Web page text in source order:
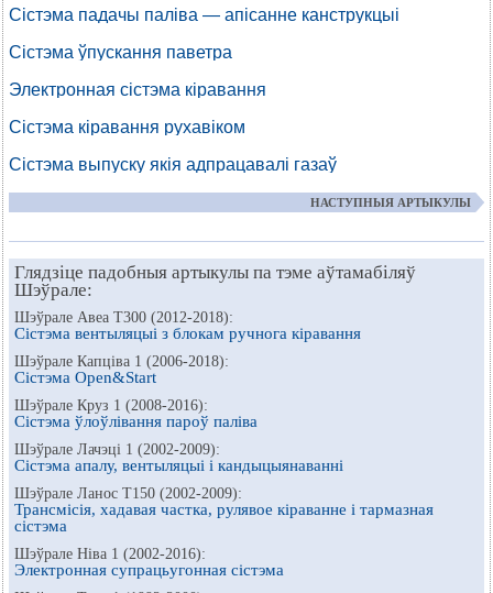
Сістэма падачы паліва — апісанне канструкцыі
Сістэма ўпускання паветра
Электронная сістэма кіравання
Сістэма кіравання рухавіком
Сістэма выпуску якія адпрацавалі газаў
НАСТУПНЫЯ АРТЫКУЛЫ
Глядзіце падобныя артыкулы па тэме аўтамабіляў
Шэўрале:
Шэўрале Авеа Т300 (2012-2018):
Сістэма вентыляцыі з блокам ручнога кіравання
Шэўрале Капціва 1 (2006-2018):
Сістэма Open&Start
Шэўрале Круз 1 (2008-2016):
Сістэма ўлоўлівання пароў паліва
Шэўрале Лачэці 1 (2002-2009):
Сістэма апалу, вентыляцыі і кандыцыянаванні
Шэўрале Ланос Т150 (2002-2009):
Трансмісія, хадавая частка, рулявое кіраванне і тармазная
сістэма
Шэўрале Ніва 1 (2002-2016):
Электронная супрацьугонная сістэма